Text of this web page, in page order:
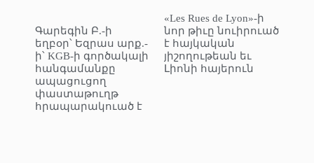
Գարեգին Բ.-ի
եղբօր՝ Եզրաս արք.-
ի՝ KGB-ի գործակալի
հանգամանքը
ապացուցող
փաստաթուղթ
հրապարակուած է
«Les Rues de Lyon»-ի
նոր թիւը նուիրուած
է հայկական
յիշողութեան եւ
Լիոնի հայերուն